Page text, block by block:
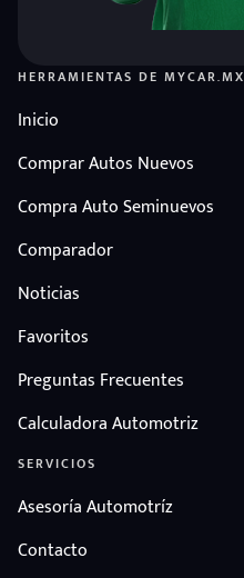
HERRAMIENTAS DE MYCAR.MX
Inicio
Comprar Autos Nuevos
Compra Auto Seminuevos
Comparador
Noticias
Favoritos
Preguntas Frecuentes
Calculadora Automotriz
SERVICIOS
Asesoría Automotríz
Contacto